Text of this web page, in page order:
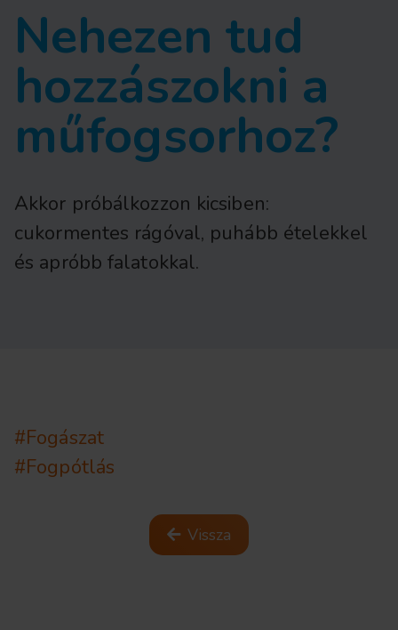
Nehezen tud
hozzászokni a
műfogsorhoz?
Akkor próbálkozzon kicsiben:
cukormentes rágóval, puhább ételekkel
és apróbb falatokkal.
#Fogászat
#Fogpótlás
Vissza